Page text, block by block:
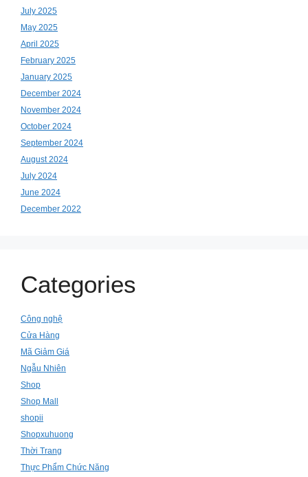
July 2025
May 2025
April 2025
February 2025
January 2025
December 2024
November 2024
October 2024
September 2024
August 2024
July 2024
June 2024
December 2022
Categories
Công nghệ
Cửa Hàng
Mã Giảm Giá
Ngẫu Nhiên
Shop
Shop Mall
shopii
Shopxuhuong
Thời Trang
Thực Phẩm Chức Năng